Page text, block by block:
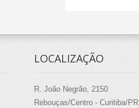
LOCALIZAÇÃO
R. João Negrão, 2150
Rebouças/Centro - Curitiba/PR